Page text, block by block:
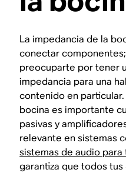
La impedancia de la
conectar
preocuparte por tener
impedancia para una
contenido en
bocina es importante
pasivas y
relevante en sistemas
sistemas de audio
garantiza que todos